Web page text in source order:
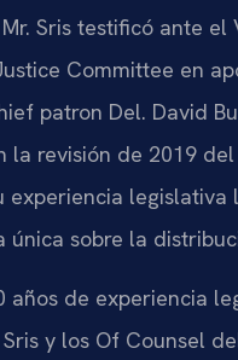
Sris testificó ante el
Committee en
patron Del. David
la revisión de 2019
experiencia
única sobre la
años de experiencia
y los Of Counsel